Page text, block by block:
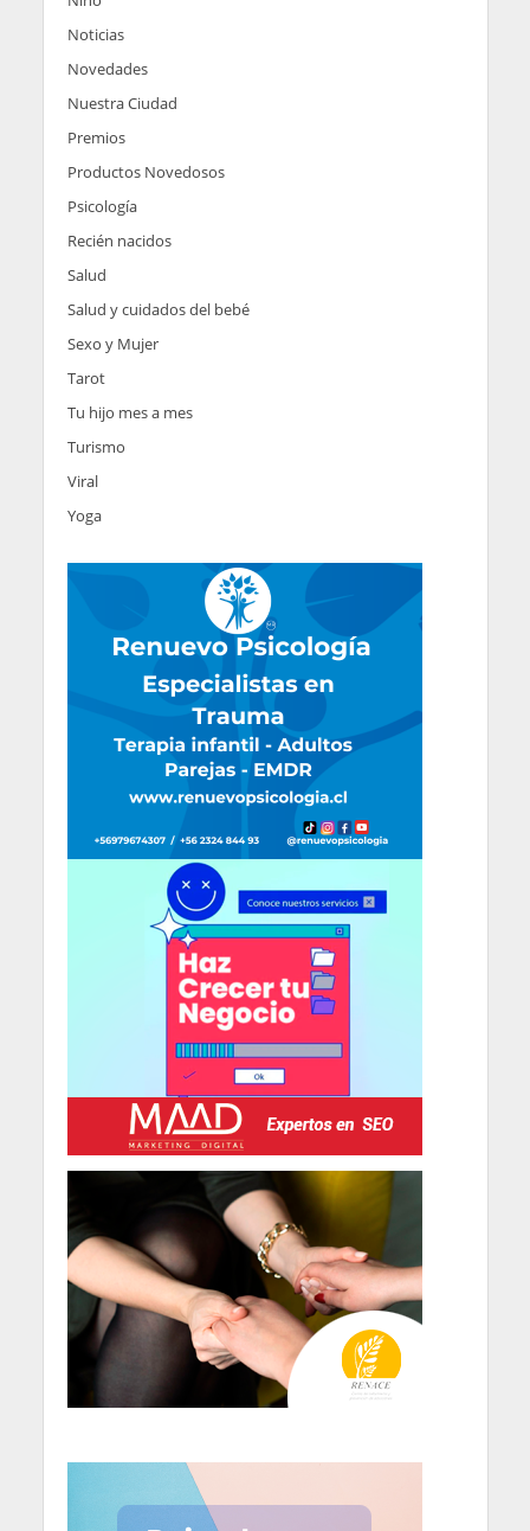
Noticias
Novedades
Nuestra Ciudad
Premios
Productos Novedosos
Psicología
Recién nacidos
Salud
Salud y cuidados del bebé
Sexo y Mujer
Tarot
Tu hijo mes a mes
Turismo
Viral
Yoga